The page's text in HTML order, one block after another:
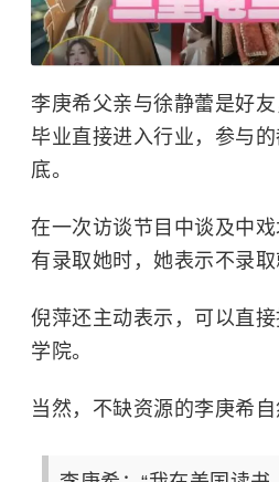
李庚希父亲与徐静蕾是好
毕业直接进入行业，参与
底。
在一次访谈节目中谈及中
有录取她时，她表示不录取
倪萍还主动表示，可以直
学院。
当然，不缺资源的李庚希自